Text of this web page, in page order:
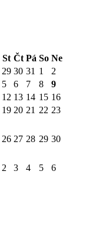
St Čt Pá So Ne
29 30 31 1
2
5 6 7 8
9
12 13 14 15 16
19 20 21 22 23
26 27 28 29 30
2 3 4 5 6